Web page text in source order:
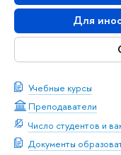
Для
Учебные курсы
Преподаватели
Число студентов и
Документы